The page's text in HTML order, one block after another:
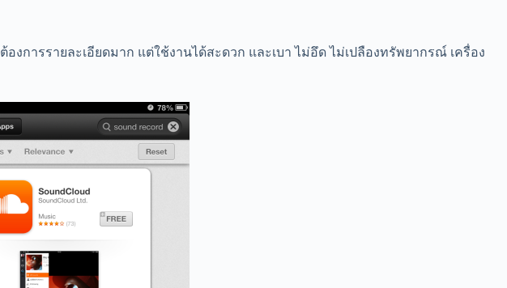
องการรายละเอียดมาก แต่ใช้งานได้สะดวก และเบา ไม่อึด ไม่เปลืองทรัพยากรณ์ เครื่อง